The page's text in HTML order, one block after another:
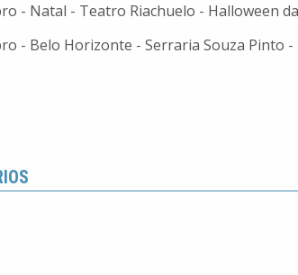
- Natal - Teatro Riachuelo - Halloween
- Belo Horizonte - Serraria Souza Pinto -